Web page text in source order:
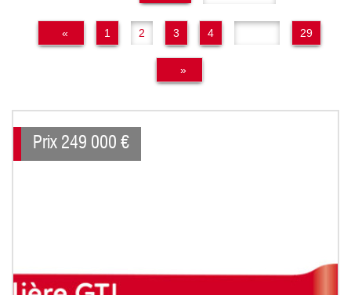
« 1 2 3 4 29
»
Prix 249 000 €